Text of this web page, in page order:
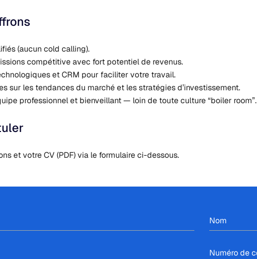
(aucun cold calling).
compétitive avec fort potentiel de revenus.
et CRM pour faciliter votre travail.
sur les tendances du marché et les stratégies d’investissement.
professionnel et bienveillant — loin de toute culture “boiler room”.
et votre CV (PDF) via le formulaire ci-dessous.